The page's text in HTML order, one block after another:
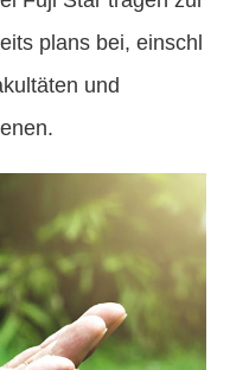
plans bei, einschl
und